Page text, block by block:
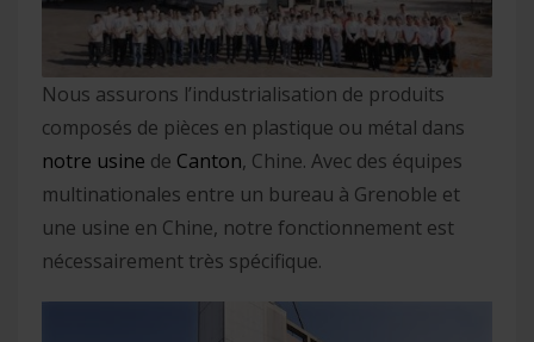
Nous assurons l’industrialisation de produits
composés de pièces en plastique ou métal dans
notre usine de Canton, Chine. Avec des équipes
multinationales entre un bureau à Grenoble et
une usine en Chine, notre fonctionnement est
nécessairement très spécifique.